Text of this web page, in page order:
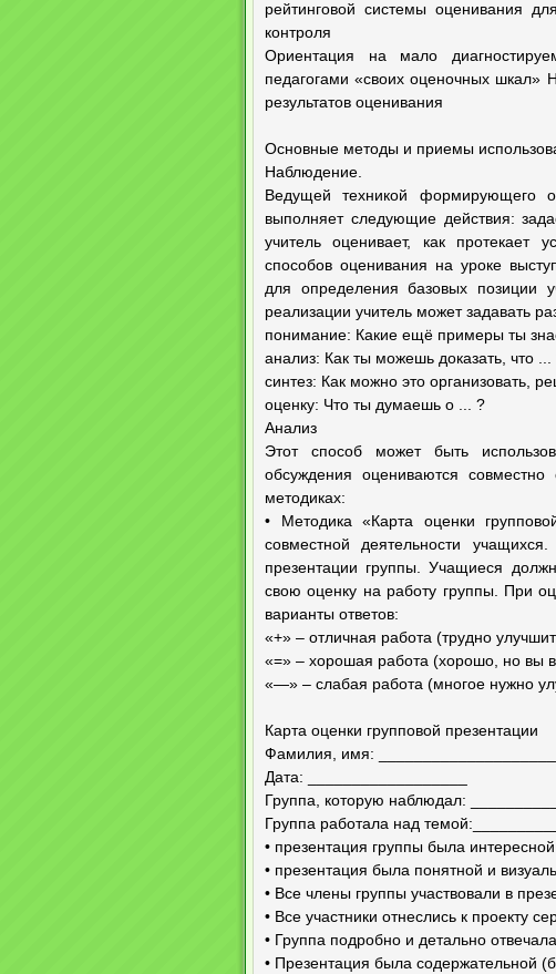
рейтинговой системы оценивания
контроля
Ориентация на мало
педагогами «своих оценочных шкал»
результатов оценивания
Основные методы и приемы
Наблюдение.
Ведущей техникой формирующего
выполняет следующие действия:
учитель оценивает, как протекает
способов оценивания на уроке
для определения базовых позиции
реализации учитель может задавать
понимание: Какие ещё примеры ты
анализ: Как ты можешь доказать, что ...
синтез: Как можно это организовать,
оценку: Что ты думаешь о ... ?
Анализ
Этот способ может быть
обсуждения оцениваются
методиках:
• Методика «Карта оценки
совместной деятельности
презентации группы. Учащиеся
свою оценку на работу группы. При
варианты ответов:
«+» – отличная работа (трудно
«=» – хорошая работа (хорошо, но вы
«—» – слабая работа (многое нужно
Карта оценки групповой презентации
Фамилия, имя:
Дата: __________________
Группа, которую наблюдал:
Группа работала над
• презентация группы была
• презентация была понятной и
• Все члены группы участвовали в
• Все участники отнеслись к проекту
• Группа подробно и детально
• Презентация была содержательной